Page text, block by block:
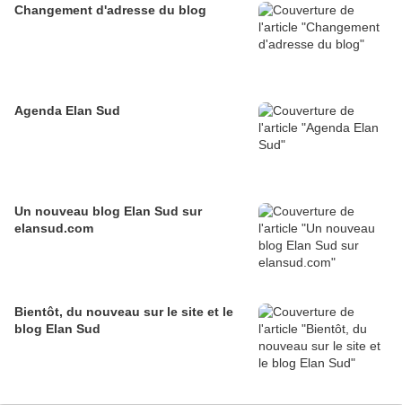
Changement d'adresse du blog
Agenda Elan Sud
Un nouveau blog Elan Sud sur
elansud.com
Bientôt, du nouveau sur le site et le
blog Elan Sud